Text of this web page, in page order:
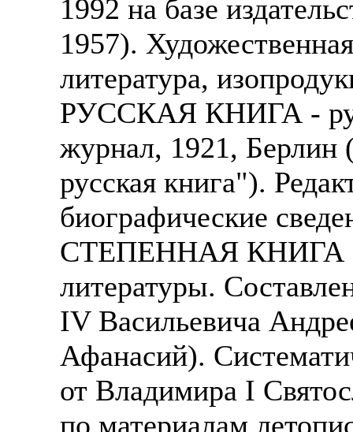
1992 на базе
1957).
литература,
РУССКАЯ КНИГА -
журнал, 1921, Берлин
русская книга").
биографические
СТЕПЕННАЯ КНИГА -
литературы.
IV Васильевича
Афанасий).
от Владимира I
по материалам